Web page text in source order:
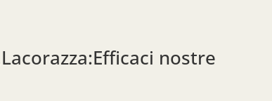
nostre